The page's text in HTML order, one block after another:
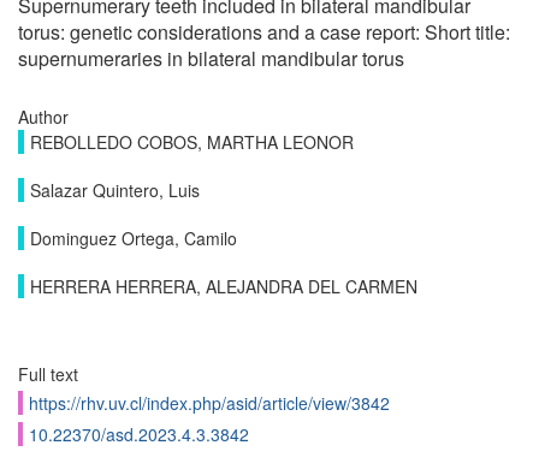
torus: genetic considerations and a case report: Short title:
supernumeraries in bilateral mandibular torus
Author
REBOLLEDO COBOS, MARTHA LEONOR
Salazar Quintero, Luis
Dominguez Ortega, Camilo
HERRERA HERRERA, ALEJANDRA DEL CARMEN
Full text
https://rhv.uv.cl/index.php/asid/article/view/3842
10.22370/asd.2023.4.3.3842